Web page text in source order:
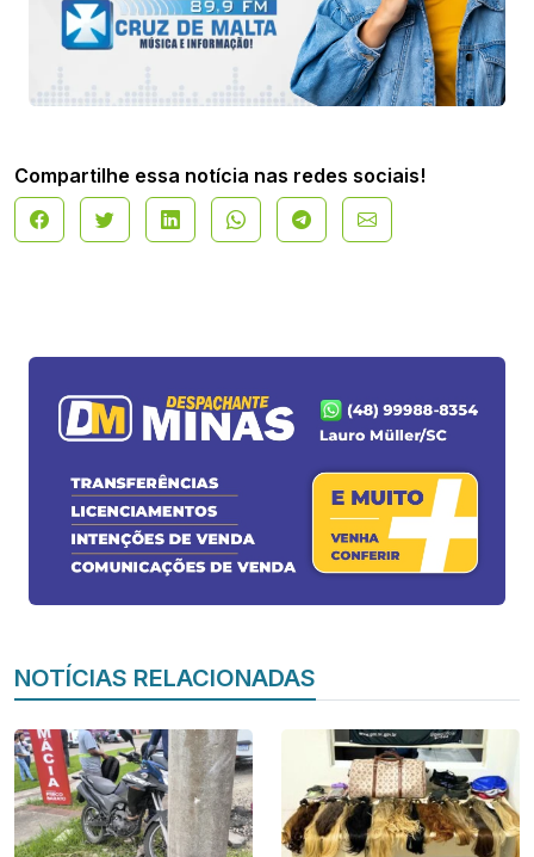
Compartilhe essa notícia nas redes sociais!
NOTÍCIAS RELACIONADAS